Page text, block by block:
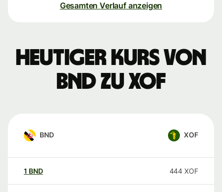
Gesamten Verlauf anzeigen
Heutiger Kurs von
BND zu XOF
BND XOF
1 BND 444 XOF